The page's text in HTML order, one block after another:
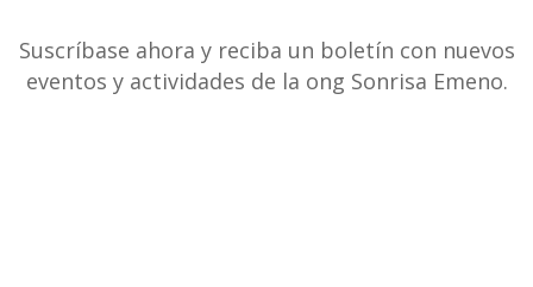
Suscríbase ahora y reciba un boletín con nuevos
eventos y actividades de la ong Sonrisa Emeno.